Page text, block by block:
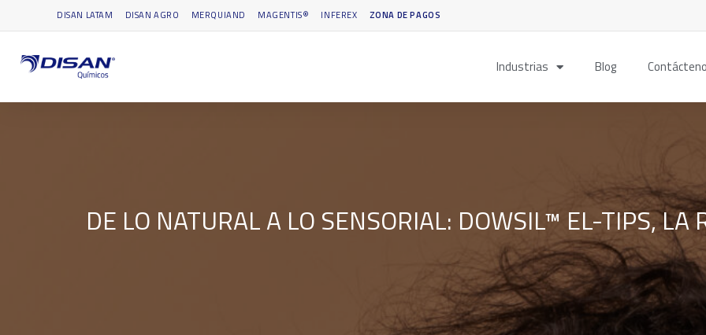
DISAN LATAM DISAN AGRO MERQUIAND MAGENTIS® INFEREX ZONA DE PAGOS
Industrias Blog
DE LO NATURAL A LO SENSORIAL: DOWSIL™ EL-TIPS, LA